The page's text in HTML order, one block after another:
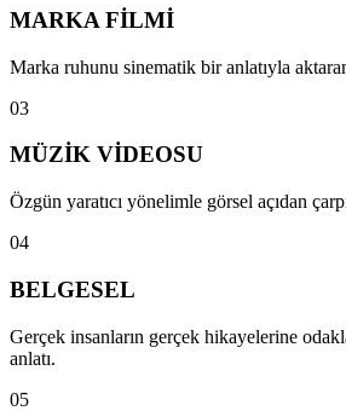
MARKA FİLMİ
Marka ruhunu sinematik bir anlatıyla
03
MÜZİK VİDEOSU
Özgün yaratıcı yönelimle görsel açıdan
04
BELGESEL
Gerçek insanların gerçek hikayelerine
anlatı.
05